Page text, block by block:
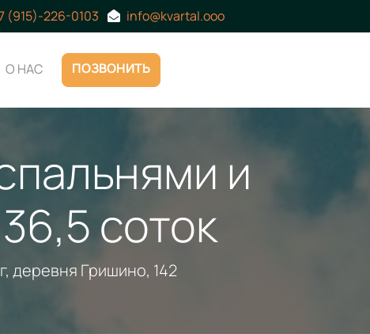
(915)-226-0103 info@kvartal.ooo
О НАС ПОЗВОНИТЬ
и
соток
деревня Гришино, 142